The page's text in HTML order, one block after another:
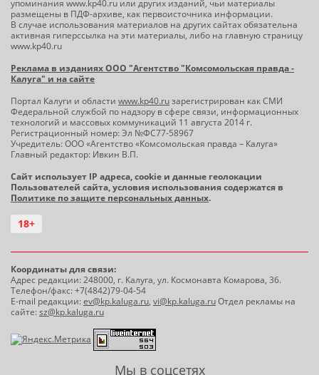
упоминания www.kp40.ru или других изданий, чьи материалы
размещены в ПДФ-архиве, как первоисточника информации.
В случае использования материалов на других сайтах обязательна
активная гиперссылка на эти материалы, либо на главную страницу
www.kp40.ru
Реклама в изданиях ООО "Агентство "Комсомольская правда -
Калуга" и на сайте
Портал Калуги и области www.kp40.ruзарегистрирован как СМИ
Федеральной службой по надзору в сфере связи, информационных
технологий и массовых коммуникаций 11 августа 2014 г.
Регистрационный номер: Эл №ФС77-58967
Учредитель: ООО «Агентство «Комсомольская правда – Калуга»
Главный редактор: Ивкин В.П.
Сайт использует IP адреса, cookie и данные геолокации
Пользователей сайта, условия использования содержатся в
Политике по защите персональных данных.
18+
Координаты для связи:
Адрес редакции: 248000, г. Калуга, ул. Космонавта Комарова, 36.
Телефон/факс: +7(4842)79-04-54
E-mail редакции:ev@kp.kaluga.ru, vi@kp.kaluga.ruОтдел рекламы на
сайте:sz@kp.kaluga.ru
Мы в соцсетях